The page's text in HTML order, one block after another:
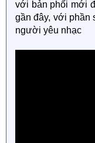
với bản phối mới
gần đây, với phần
người yêu nhạc